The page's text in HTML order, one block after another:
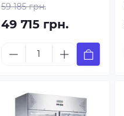
59 185 грн.
49 715 грн.